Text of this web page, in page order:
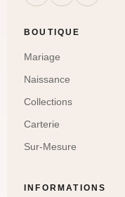
BOUTIQUE
Mariage
Naissance
Collections
Carterie
Sur-Mesure
INFORMATIONS